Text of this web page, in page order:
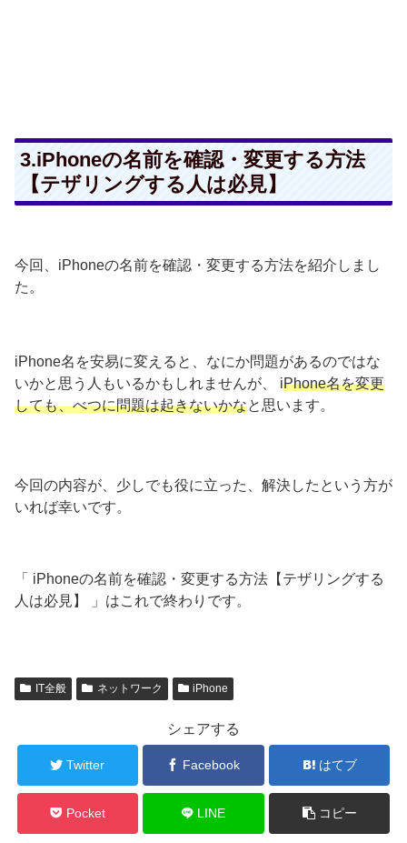
3.iPhoneの名前を確認・変更する方法
【テザリングする人は必見】
今回、iPhoneの名前を確認・変更する方法を紹介しまし
た。
iPhone名を安易に変えると、なにか問題があるのではな
いかと思う人もいるかもしれませんが、 iPhone名を変更
しても、べつに問題は起きないかなと思います。
今回の内容が、少しでも役に立った、解決したという方が
いれば幸いです。
「 iPhoneの名前を確認・変更する方法【テザリングする
人は必見】 」はこれで終わりです。
IT全般 ネットワーク iPhone
シェアする
Twitter Facebook はてブ
Pocket LINE コピー